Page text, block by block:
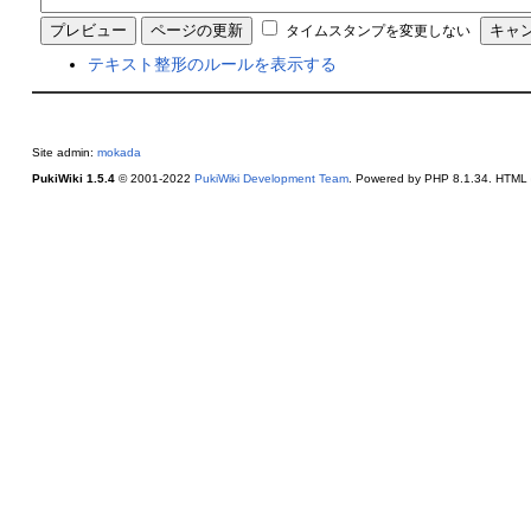
タイムスタンプを変更しない
テキスト整形のルールを表示する
Site admin: mokada
PukiWiki 1.5.4© 2001-2022 PukiWiki Development Team. Powered by PHP 8.1.34. HTML